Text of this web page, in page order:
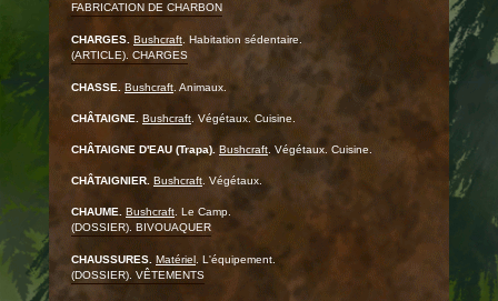
FABRICATION DE CHARBON
CHARGES. Bushcraft . Habitation sédentaire.
(ARTICLE). CHARGES
CHASSE. Bushcraft . Animaux.
CHÂTAIGNE. Bushcraft . Végétaux. Cuisine.
CHÂTAIGNE D'EAU (Trapa). Bushcraft . Végétaux. Cuisine.
CHÂTAIGNIER. Bushcraft . Végétaux.
CHAUME. Bushcraft . Le Camp.
(DOSSIER). BIVOUAQUER
CHAUSSURES. Matériel . L'équipement.
(DOSSIER). VÊTEMENTS